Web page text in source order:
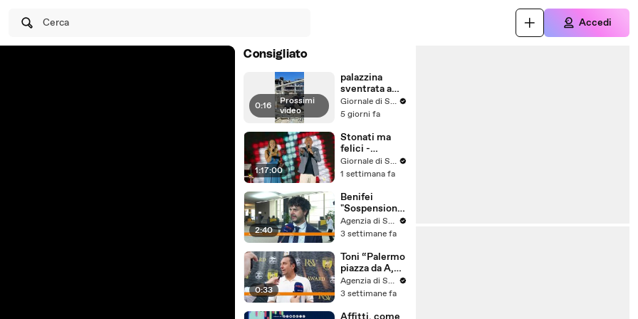
Cerca Accedi
Consigliato
0:16 | Prossimi
video
palazzina
sventrata a
Messina,
nuovo video
Giornale di Sicilia
5 giorni fa
1:17:00
Stonati ma
felici -
Puntata 15Giornale di Sicilia
1 settimana fa
2:40
Benifei
"Sospensione
accordo Ue-
Israele
commerciale,
voto a
maggioranza"
Agenzia di Stampa ITALPRESS
3 settimane fa
0:33
Toni “Palermo
piazza da A,
può essere
l'anno buono”
Agenzia di Stampa ITALPRESS
3 settimane fa